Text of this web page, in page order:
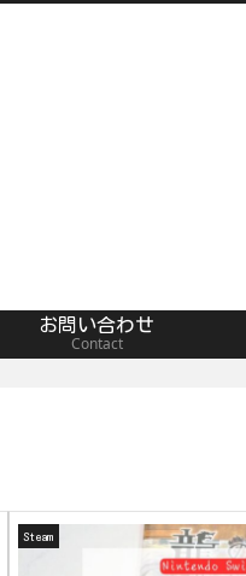
お問い合わせ
Contact
Steam